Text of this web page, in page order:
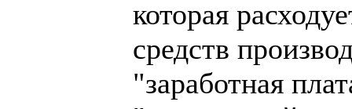
которая
средств
"заработная